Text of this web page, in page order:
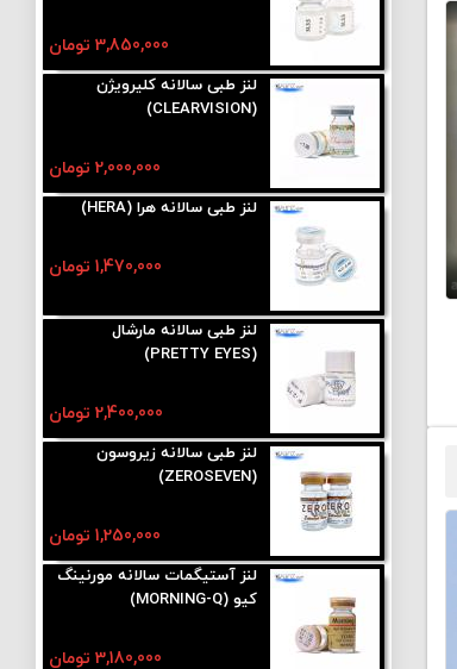
3,850,000 تومان
لنز طبی سالانه کلیرویژن
(CLEARVISION)
2,000,000 تومان
لنز طبی سالانه هرا (HERA)
1,470,000 تومان
لنز طبی سالانه مارشال
(PRETTY EYES)
2,400,000 تومان
لنز طبی سالانه زیروسون
(ZEROSEVEN)
1,250,000 تومان
لنز آستیگمات سالانه مورنینگ
کیو (MORNING-Q)
3,180,000 تومان